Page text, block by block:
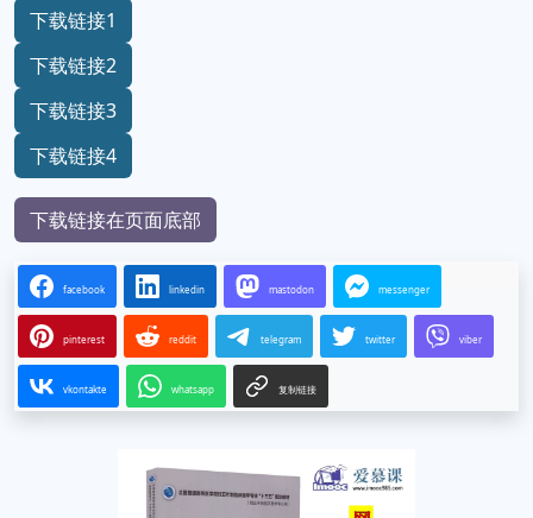
下载链接1
下载链接2
下载链接3
下载链接4
下载链接在页面底部
facebook linkedin mastodon messenger
pinterest reddit telegram twitter viber
vkontakte whatsapp 复制链接